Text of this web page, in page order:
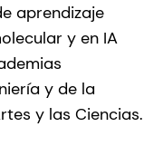
aprendizaje
y en IA
y de la
y las Ciencias.